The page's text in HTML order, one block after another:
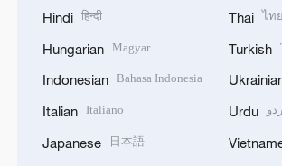
Hindi हिन्दी
Hungarian Magyar
Indonesian Bahasa Indonesia
Italian Italiano
Japanese 日本語
Thai ไทย
Turkish
Urdu